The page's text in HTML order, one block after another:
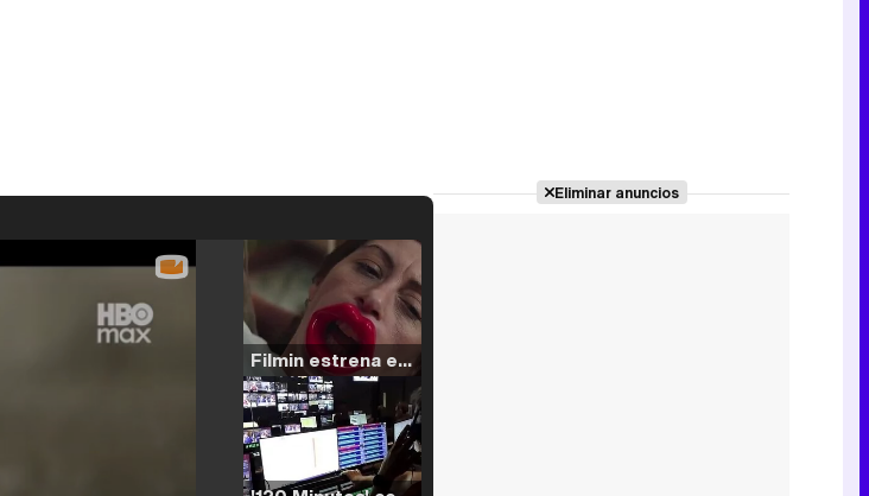
Filmin estrena el tráiler de 'Millennial Mal', su nueva comedia universitaria de la mano de Lorena Iglesias
Eliminar anuncios